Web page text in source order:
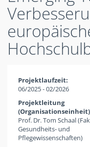
Projektlaufzeit:
06/2025 - 02/2026
Projektleitung
Prof. Dr. Tom Schaal
Gesundheits- und
Pflegewissenschaften)